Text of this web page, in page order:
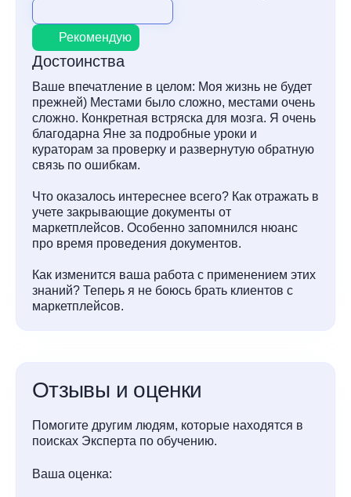
Рекомендую
Достоинства
Ваше впечатление в целом: Моя жизнь не будет
прежней) Местами было сложно, местами очень
сложно. Конкретная встряска для мозга. Я очень
благодарна Яне за подробные уроки и
кураторам за проверку и развернутую обратную
связь по ошибкам.
Что оказалось интереснее всего? Как отражать в
учете закрывающие документы от
маркетплейсов. Особенно запомнился нюанс
про время проведения документов.
Как изменится ваша работа с применением этих
знаний? Теперь я не боюсь брать клиентов с
маркетплейсов.
Отзывы и оценки
Помогите другим людям, которые находятся в
поисках Эксперта по обучению.
Ваша оценка: